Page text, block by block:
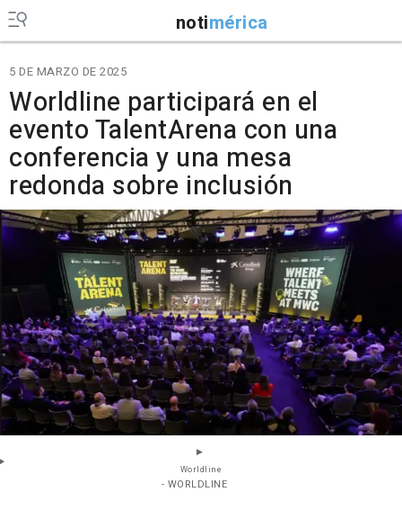
notimérica
5 DE MARZO DE 2025
Worldline participará en el
evento TalentArena con una
conferencia y una mesa
redonda sobre inclusión
Worldline
- WORLDLINE